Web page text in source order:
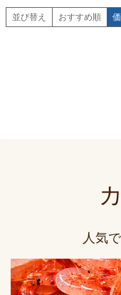
並び替え おすすめ順
人気